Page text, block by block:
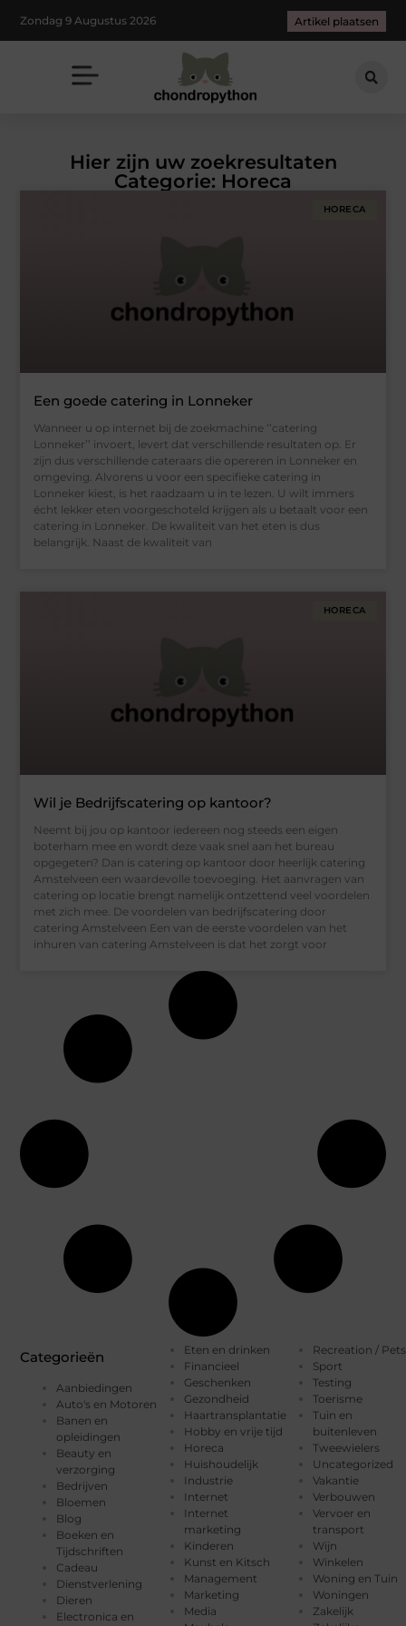
Zondag 9 Augustus 2026 Artikel plaatsen
Hier zijn uw zoekresultaten
Categorie: Horeca
HORECA
Een goede catering in Lonneker
Wanneer u op internet bij de zoekmachine ‘’catering
Lonneker’’ invoert, levert dat verschillende resultaten op. Er
zijn dus verschillende cateraars die opereren in Lonneker en
omgeving. Alvorens u voor een specifieke catering in
Lonneker kiest, is het raadzaam u in te lezen. U wilt immers
écht lekker eten voorgeschoteld krijgen als u betaalt voor een
catering in Lonneker. De kwaliteit van het eten is dus
belangrijk. Naast de kwaliteit van
HORECA
Wil je Bedrijfscatering op kantoor?
Neemt bij jou op kantoor iedereen nog steeds een eigen
boterham mee en wordt deze vaak snel aan het bureau
opgegeten? Dan is catering op kantoor door heerlijk catering
Amstelveen een waardevolle toevoeging. Het aanvragen van
catering op locatie brengt namelijk ontzettend veel voordelen
met zich mee. De voordelen van bedrijfscatering door
catering Amstelveen Een van de eerste voordelen van het
inhuren van catering Amstelveen is dat het zorgt voor
Categorieën
Aanbiedingen
Auto's en Motoren
Banen en
opleidingen
Beauty en
verzorging
Bedrijven
Bloemen
Blog
Boeken en
Tijdschriften
Cadeau
Dienstverlening
Dieren
Electronica en
Eten en drinken
Financieel
Geschenken
Gezondheid
Haartransplantatie
Hobby en vrije tijd
Horeca
Huishoudelijk
Industrie
Internet
Internet
marketing
Kinderen
Kunst en Kitsch
Management
Marketing
Media
Recreation / Pets
Sport
Testing
Toerisme
Tuin en
buitenleven
Tweewielers
Uncategorized
Vakantie
Verbouwen
Vervoer en
transport
Wijn
Winkelen
Woning en Tuin
Woningen
Zakelijk